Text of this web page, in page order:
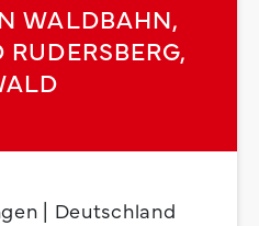
WALDBAHN,
| Deutschland